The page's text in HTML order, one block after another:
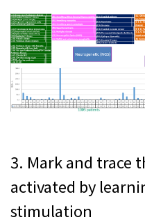
3. Mark and trace
activated by
stimulation